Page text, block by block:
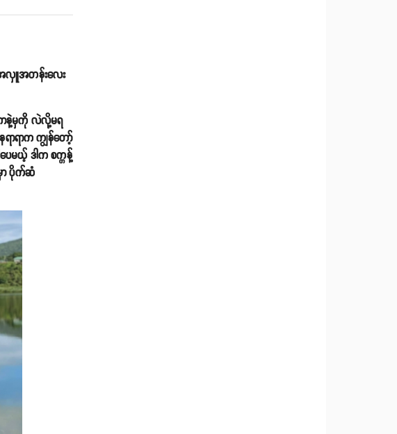
လှူအတန်းလေး
နဲ့မှကို လဲလို့မရ
ာရာက ကျွန်တော့်
မယ့် ဒါက စက္ကန့်
ာ ပိုက်ဆံ